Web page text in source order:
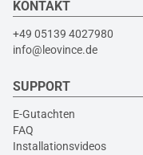
KONTAKT
+49 05139 4027980
info@leovince.de
SUPPORT
E-Gutachten
FAQ
Installationsvideos